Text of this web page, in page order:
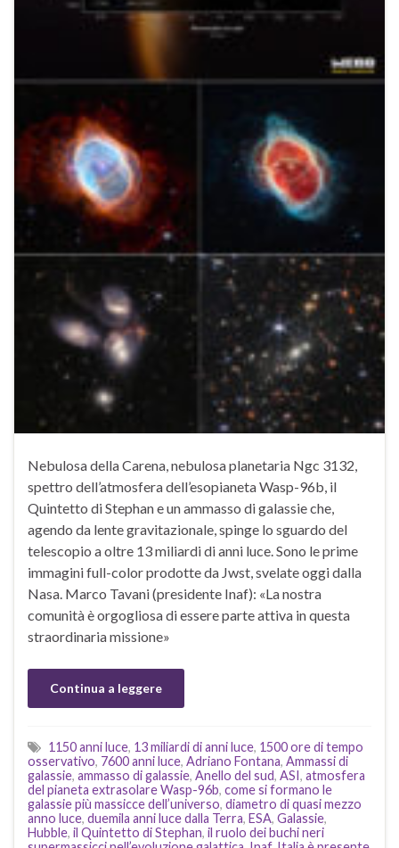
Nebulosa della Carena, nebulosa planetaria Ngc 3132,
spettro dell’atmosfera dell’esopianeta Wasp-96b, il
Quintetto di Stephan e un ammasso di galassie che,
agendo da lente gravitazionale, spinge lo sguardo del
telescopio a oltre 13 miliardi di anni luce. Sono le prime
immagini full-color prodotte da Jwst, svelate oggi dalla
Nasa. Marco Tavani (presidente Inaf): «La nostra
comunità è orgogliosa di essere parte attiva in questa
straordinaria missione»
Continua a leggere
1150 anni luce, 13 miliardi di anni luce, 1500 ore di tempo
osservativo, 7600 anni luce, Adriano Fontana, Ammassi di
galassie, ammasso di galassie, Anello del sud, ASI, atmosfera
del pianeta extrasolare Wasp-96b, come si formano le
galassie più massicce dell’universo, diametro di quasi mezzo
anno luce, duemila anni luce dalla Terra, ESA, Galassie,
Hubble, il Quintetto di Stephan, il ruolo dei buchi neri